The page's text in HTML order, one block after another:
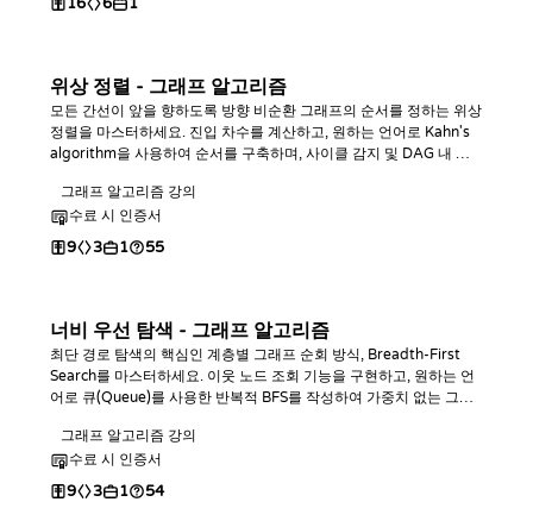
위상 정렬 - 그래프 알고리즘
모든 간선이 앞을 향하도록 방향 비순환 그래프의 순서를 정하는 위상
정렬을 마스터하세요. 진입 차수를 계산하고, 원하는 언어로 Kahn's
algorithm을 사용하여 순서를 구축하며, 사이클 감지 및 DAG 내 최
그래프 알고리즘 강의
수료 시 인증서
9 3 1 55
너비 우선 탐색 - 그래프 알고리즘
최단 경로 탐색의 핵심인 계층별 그래프 순회 방식, Breadth-First
Search를 마스터하세요. 이웃 노드 조회 기능을 구현하고, 원하는 언
어로 큐(Queue)를 사용한 반복적 BFS를 작성하여 가중치 없는 그래
그래프 알고리즘 강의
수료 시 인증서
9 3 1 54